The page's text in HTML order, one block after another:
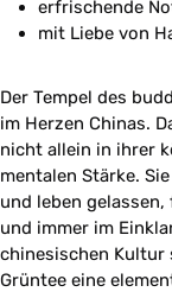
erfrischende
mit Liebe von
Der Tempel des
im Herzen Chinas.
nicht allein in ihrer
mentalen Stärke.
und leben
und immer im
chinesischen Kultur
Grüntee eine